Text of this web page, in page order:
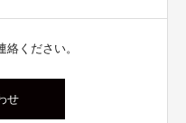
絡ください。
せ